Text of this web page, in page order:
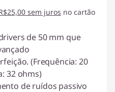
:-R$86,00sem juros no cartão
de 50 mm que
(Frequência: 20
32 ohms)
de ruídos passivo